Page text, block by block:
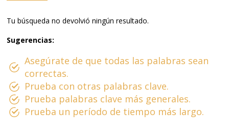
Tu búsqueda no devolvió ningún resultado.
Sugerencias:
Asegúrate de que todas las palabras sean
correctas.
Prueba con otras palabras clave.
Prueba palabras clave más generales.
Prueba un período de tiempo más largo.